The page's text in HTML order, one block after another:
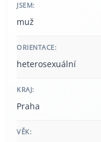
JSEM:
muž
ORIENTACE:
heterosexuální
KRAJ:
Praha
VĚK: